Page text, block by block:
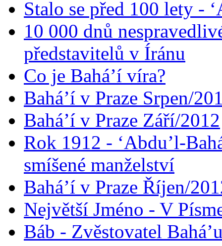
Stalo se před 100 lety -
10 000 dnů
představitelů v Íránu
Co je Bahá’í víra?
Bahá’í v Praze Srpen/
Bahá’í v Praze Září/2012
Rok 1912 - ‘Abdu’l-
smíšené manželství
Bahá’í v Praze Říjen/
Největší Jméno - V
Báb - Zvěstovatel